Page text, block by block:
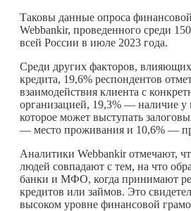
Таковы данные опроса
Webbankir, проведенного среди
всей России в июле 2023 года.
Среди других факторов,
кредита, 19,6% респондентов
взаимодействия клиента с
организацией, 19,3% — наличие у
которое может выступать
— место проживания и 10,6% —
Аналитики Webbankir отмечают,
людей совпадают с тем, на что
банки и МФО, когда принимают
кредитов или займов. Это
высоком уровне финансовой